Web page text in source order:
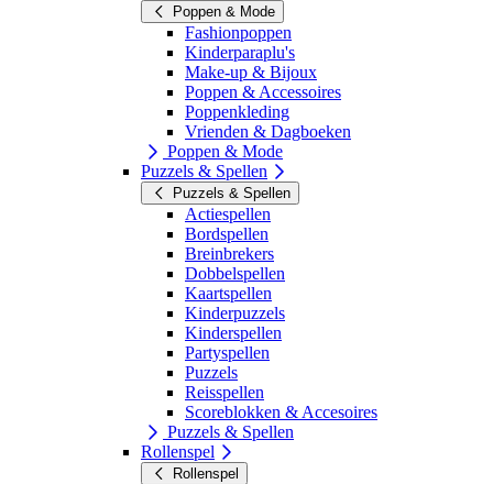
Poppen & Mode
Fashionpoppen
Kinderparaplu's
Make-up & Bijoux
Poppen & Accessoires
Poppenkleding
Vrienden & Dagboeken
Poppen & Mode
Puzzels & Spellen
Puzzels & Spellen
Actiespellen
Bordspellen
Breinbrekers
Dobbelspellen
Kaartspellen
Kinderpuzzels
Kinderspellen
Partyspellen
Puzzels
Reisspellen
Scoreblokken & Accesoires
Puzzels & Spellen
Rollenspel
Rollenspel